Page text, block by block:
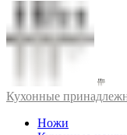
Кухонные
Ножи